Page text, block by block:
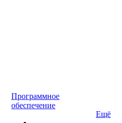
Программное
обеспечение
Ещё